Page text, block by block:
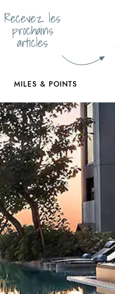
Recevez les
prochains
articles
MILES & POINTS